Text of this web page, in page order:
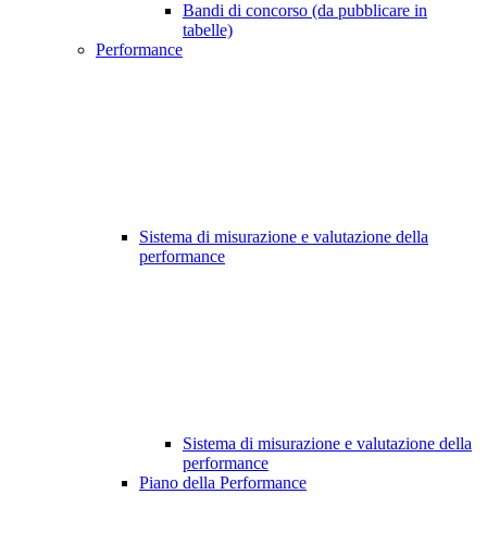
Bandi di concorso (da pubblicare in
tabelle)
Performance
Sistema di misurazione e valutazione della
performance
Sistema di misurazione e valutazione della
performance
Piano della Performance